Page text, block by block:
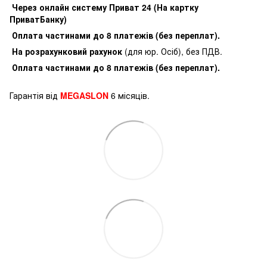
Через онлайн систему Приват 24 (На картку
ПриватБанку)
Оплата частинами до 8 платежів (без переплат).
На розрахунковий рахунок (для юр. Осіб), без ПДВ.
Оплата частинами до 8 платежів (без переплат).
Гарантія від MEGASLON 6 місяців.